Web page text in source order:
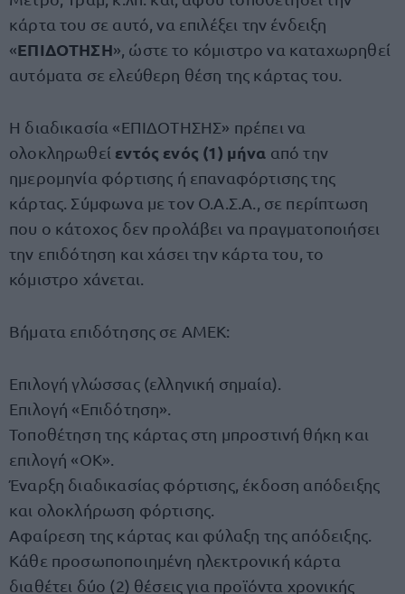
κάρτα του σε αυτό, να επιλέξει την ένδειξη
«ΕΠΙΔΟΤΗΣΗ», ώστε το κόμιστρο να καταχωρηθεί
αυτόματα σε ελεύθερη θέση της κάρτας του.
Η διαδικασία «ΕΠΙΔΟΤΗΣΗΣ» πρέπει να
ολοκληρωθεί εντός ενός (1) μήνα από την
ημερομηνία φόρτισης ή επαναφόρτισης της
κάρτας. Σύμφωνα με τον Ο.Α.Σ.Α., σε περίπτωση
που ο κάτοχος δεν προλάβει να πραγματοποιήσει
την επιδότηση και χάσει την κάρτα του, το
κόμιστρο χάνεται.
Βήματα επιδότησης σε ΑΜΕΚ:
Επιλογή γλώσσας (ελληνική σημαία).
Επιλογή «Επιδότηση».
Τοποθέτηση της κάρτας στη μπροστινή θήκη και
επιλογή «ΟΚ».
Έναρξη διαδικασίας φόρτισης, έκδοση απόδειξης
και ολοκλήρωση φόρτισης.
Αφαίρεση της κάρτας και φύλαξη της απόδειξης.
Κάθε προσωποποιημένη ηλεκτρονική κάρτα
διαθέτει δύο (2) θέσεις για προϊόντα χρονικής